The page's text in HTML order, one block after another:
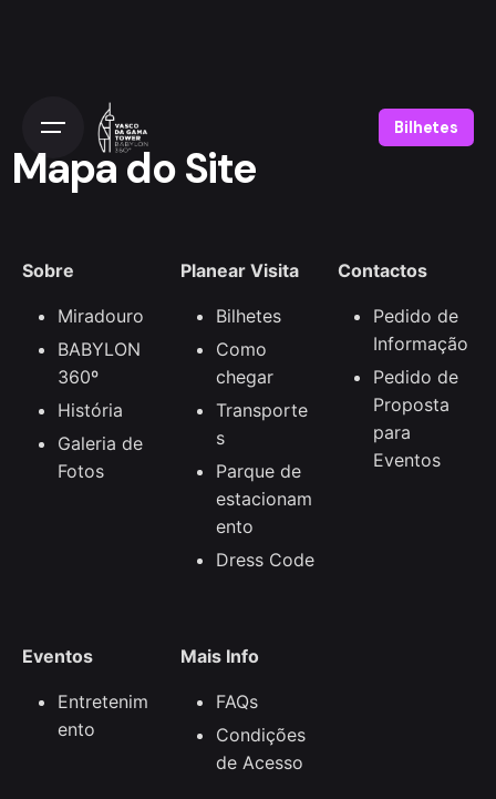
Bilhetes
Mapa do Site
Sobre
Miradouro
BABYLON
360º
História
Galeria de
Fotos
Planear Visita
Bilhetes
Como
chegar
Transporte
s
Parque de
estacionam
ento
Dress Code
Contactos
Pedido de
Informação
Pedido de
Proposta
para
Eventos
Eventos
Entretenim
ento
Mais Info
FAQs
Condições
de Acesso